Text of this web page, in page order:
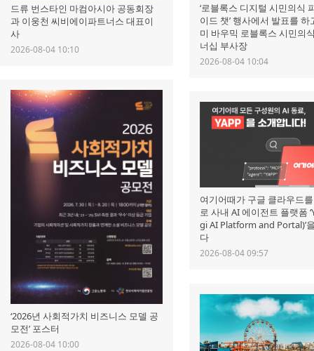
드류 번스타인 마컴아시아 공동회장
과 이웅천 씨비에이파트너스 대표이
사
2026-08-04 10:10
‘로블록스 디지털 시민의식
이드 챗’ 행사에서 발표를 하
미 바우믹 로블록스 시민의
너십 부사장
2026-08-04 10:04
‘2026년 사회적가치 비즈니스 모델 공
모전’ 포스터
2026-08-04 10:00
여기어때가 구글 클라우드
로 사내 AI 에이전트 플랫폼
gi AI Platform and Portal)’
다
2026-08-04 09:57